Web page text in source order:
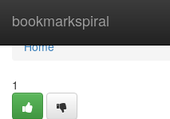
bookmarkspiral
Home
Home
1